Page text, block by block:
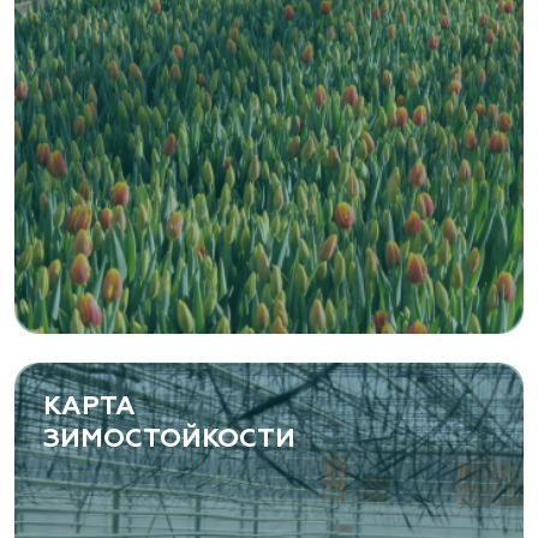
Zaxriddin Flower Plantation, питомник
Ташкентская область, Зангиатинский р-н, ул.
Канимаева, д. 9
«ЁЛЫ-ПАЛЫ», питомник декоративных
растений
Самарская область, с. Подстепки, ул.
Фермерская 14 А
(8482) 650 010
www.yoly-paly.ru
«ВЕНЕВ» питомник растений
Тульская область, Венёвский р-н, село
Борщевое, улица Лесная, д. 13
КАРТА
ЗИМОСТОЙКОСТИ